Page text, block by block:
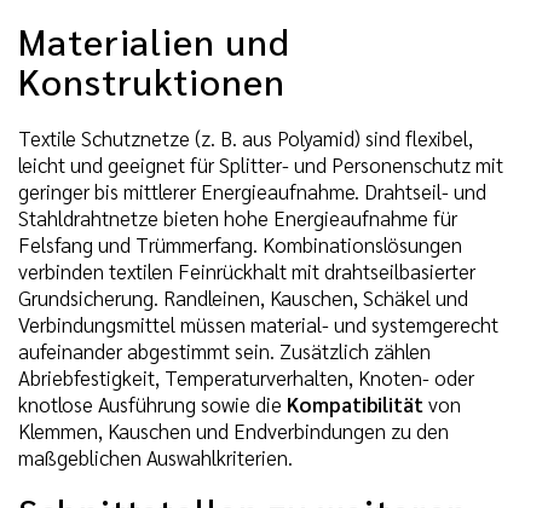
Materialien und
Konstruktionen
Textile Schutznetze (z. B. aus Polyamid) sind flexibel,
leicht und geeignet für Splitter- und Personenschutz mit
geringer bis mittlerer Energieaufnahme. Drahtseil- und
Stahldrahtnetze bieten hohe Energieaufnahme für
Felsfang und Trümmerfang. Kombinationslösungen
verbinden textilen Feinrückhalt mit drahtseilbasierter
Grundsicherung. Randleinen, Kauschen, Schäkel und
Verbindungsmittel müssen material- und systemgerecht
aufeinander abgestimmt sein. Zusätzlich zählen
Abriebfestigkeit, Temperaturverhalten, Knoten- oder
knotlose Ausführung sowie die Kompatibilitätvon
Klemmen, Kauschen und Endverbindungen zu den
maßgeblichen Auswahlkriterien.